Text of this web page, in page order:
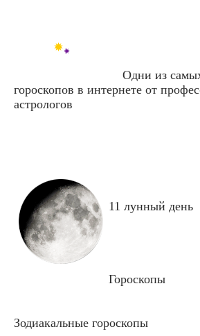
Одни из
гороскопов в интернете от
астрологов
11 лунный день
Гороскопы
Зодиакальные гороскопы